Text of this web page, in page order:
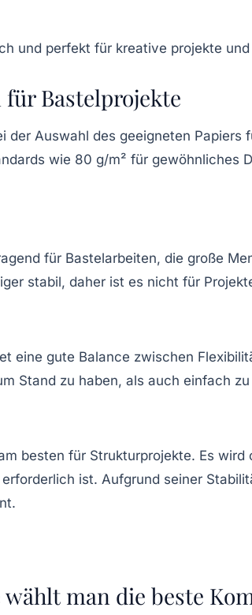
Bastelprojekte
der Auswahl des geeigneten
wie 80 g/m² für
für Bastelarbeiten, die große
stabil, daher ist es nicht für
eine gute Balance zwischen
Stand zu haben, als auch einfach
besten für Strukturprojekte. Es
ist. Aufgrund seiner
man die beste